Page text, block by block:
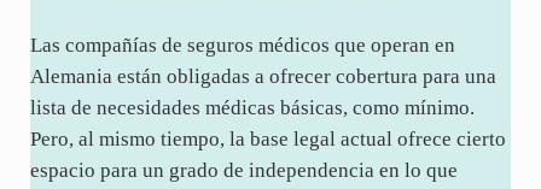
Las compañías de seguros médicos que operan en
Alemania están obligadas a ofrecer cobertura para una
lista de necesidades médicas básicas, como mínimo.
Pero, al mismo tiempo, la base legal actual ofrece cierto
espacio para un grado de independencia en lo que